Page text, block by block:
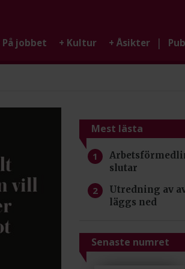
På jobbet + Kultur + Åsikter |
Mest lästa
slutar
Utredning av
läggs ned
Senaste numret